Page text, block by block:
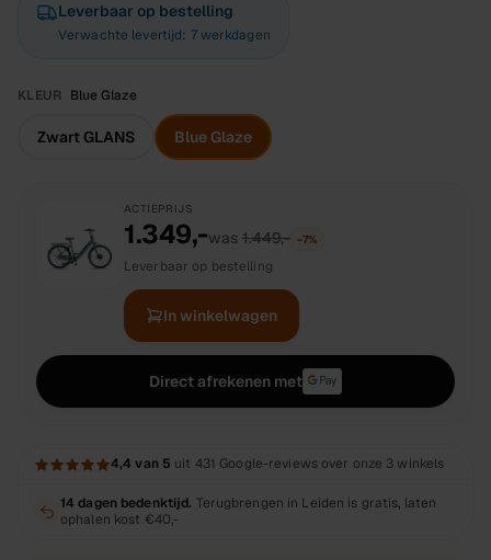
Leverbaar op bestelling
Verwachte levertijd: 7 werkdagen
KLEUR Blue Glaze
Zwart GLANS Blue Glaze
ACTIEPRIJS
1.349,-was 1.449,- −7%
Leverbaar op bestelling
In winkelwagen
Direct afrekenen met
4,4 van 5 uit 431 Google-reviews over onze 3 winkels
14 dagen bedenktijd. Terugbrengen in Leiden is gratis, laten
ophalen kost €40,-